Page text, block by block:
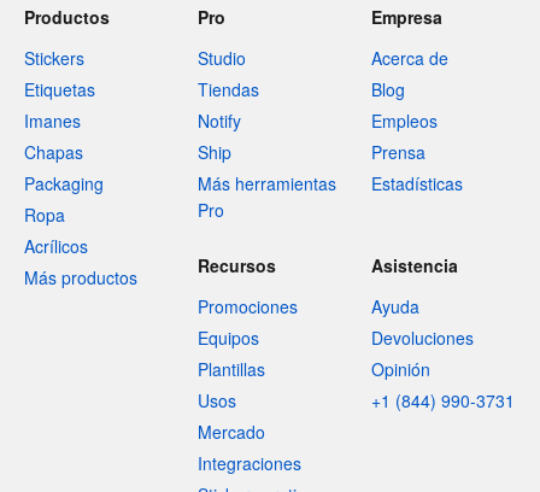
Productos
Stickers
Etiquetas
Imanes
Chapas
Packaging
Ropa
Acrílicos
Más productos
Pro
Studio
Tiendas
Notify
Ship
Más herramientas
Pro
Empresa
Acerca de
Blog
Empleos
Prensa
Estadísticas
Recursos
Promociones
Equipos
Plantillas
Usos
Mercado
Integraciones
Asistencia
Ayuda
Devoluciones
Opinión
+1 (844) 990-3731